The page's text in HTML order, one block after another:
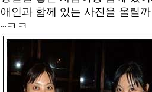
애인과 함께 있는 사진을 올릴
~ㅋㅋ